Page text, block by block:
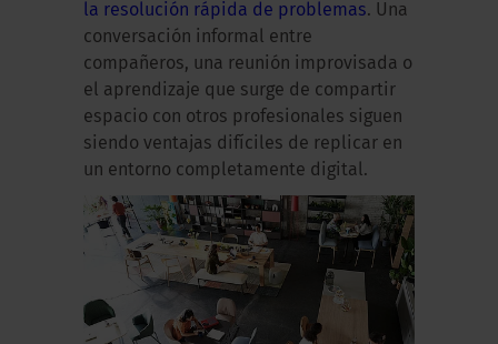
la resolución rápida de problemas. Una
conversación informal entre
compañeros, una reunión improvisada o
el aprendizaje que surge de compartir
espacio con otros profesionales siguen
siendo ventajas difíciles de replicar en
un entorno completamente digital.